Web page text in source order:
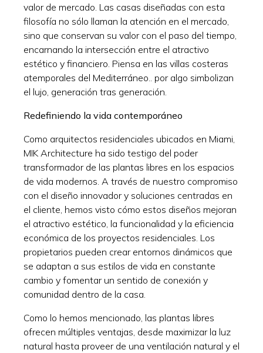
valor de mercado. Las casas diseñadas con esta
filosofía no sólo llaman la atención en el mercado,
sino que conservan su valor con el paso del tiempo,
encarnando la intersección entre el atractivo
estético y financiero. Piensa en las villas costeras
atemporales del Mediterráneo.. por algo simbolizan
el lujo, generación tras generación.
Redefiniendo la vida contemporáneo
Como arquitectos residenciales ubicados en Miami,
MIK Architecture ha sido testigo del poder
transformador de las plantas libres en los espacios
de vida modernos. A través de nuestro compromiso
con el diseño innovador y soluciones centradas en
el cliente, hemos visto cómo estos diseños mejoran
el atractivo estético, la funcionalidad y la eficiencia
económica de los proyectos residenciales. Los
propietarios pueden crear entornos dinámicos que
se adaptan a sus estilos de vida en constante
cambio y fomentar un sentido de conexión y
comunidad dentro de la casa.
Como lo hemos mencionado, las plantas libres
ofrecen múltiples ventajas, desde maximizar la luz
natural hasta proveer de una ventilación natural y el